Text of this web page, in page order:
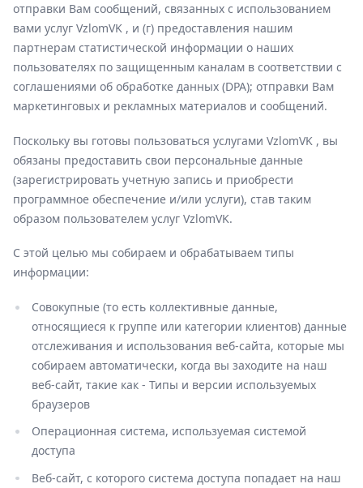
отправки Вам сообщений, связанных с использованием
вами услуг VzlomVK , и (г) предоставления нашим
партнерам статистической информации о наших
пользователях по защищенным каналам в соответствии с
соглашениями об обработке данных (DPA); отправки Вам
маркетинговых и рекламных материалов и сообщений.
Поскольку вы готовы пользоваться услугами VzlomVK , вы
обязаны предоставить свои персональные данные
(зарегистрировать учетную запись и приобрести
программное обеспечение и/или услуги), став таким
образом пользователем услуг VzlomVK.
С этой целью мы собираем и обрабатываем типы
информации:
Совокупные (то есть коллективные данные,
относящиеся к группе или категории клиентов) данные
отслеживания и использования веб-сайта, которые мы
собираем автоматически, когда вы заходите на наш
веб-сайт, такие как - Типы и версии используемых
браузеров
Операционная система, используемая системой
доступа
Веб-сайт, с которого система доступа попадает на наш